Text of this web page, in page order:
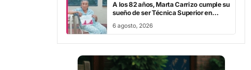
A los 82 años, Marta Carrizo cumple su
sueño de ser Técnica Superior en
6 agosto, 2026